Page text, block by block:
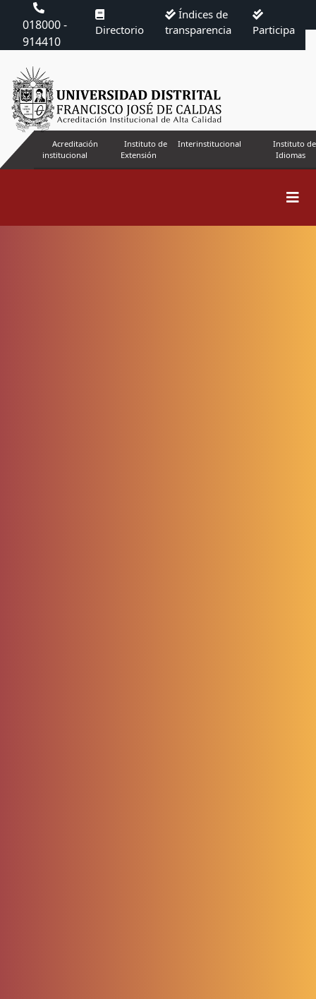
018000 -
914410
Directorio
Índices de
transparencia
Participa
Acreditación
institucional
Instituto de
Extensión
Interinstitucional
Instituto de
Idiomas